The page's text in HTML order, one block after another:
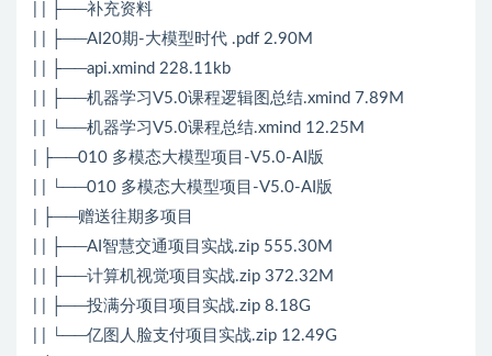
| | ├──补充资料
| | ├──AI20期-大模型时代 .pdf 2.90M
| | ├──api.xmind 228.11kb
| | ├──机器学习V5.0课程逻辑图总结.xmind 7.89M
| | └──机器学习V5.0课程总结.xmind 12.25M
| ├──010 多模态大模型项目-V5.0-AI版
| | └──010 多模态大模型项目-V5.0-AI版
| ├──赠送往期多项目
| | ├──AI智慧交通项目实战.zip 555.30M
| | ├──计算机视觉项目实战.zip 372.32M
| | ├──投满分项目项目实战.zip 8.18G
| | └──亿图人脸支付项目实战.zip 12.49G